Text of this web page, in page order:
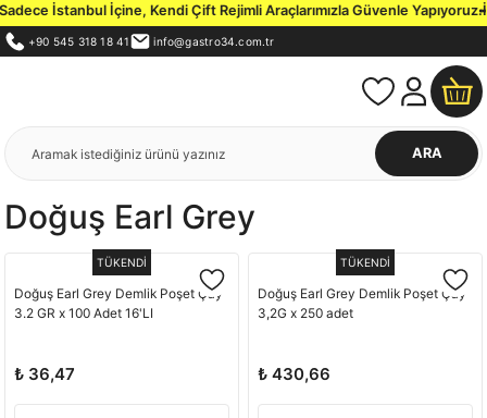
İstanbul İçine, Kendi Çift Rejimli Araçlarımızla Güvenle Yapıyoruz.
+90 545 318 18 41 info@gastro34.com.tr
ARA
Doğuş Earl Grey
TÜKENDİ
Doğuş Earl Grey Demlik Poşet Çay
3.2 GR x 100 Adet 16'LI
₺ 36,47
TÜKENDİ
Doğuş Earl Grey Demlik Poşet Çay
3,2G x 250 adet
₺ 430,66